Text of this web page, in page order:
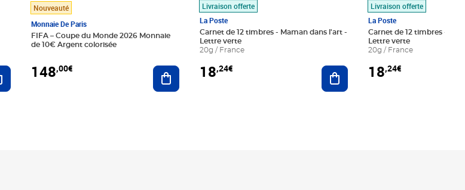
Ajouter au panier
Nouveauté
Monnaie De Paris
FIFA – Coupe du Monde 2026 Monnaie
de 10€ Argent colorisée
148,00€ Ajouter au panier
Livraison offerte
La Poste
Carnet de 12 timbres - Maman dans l'art -
Lettre verte
20g / France
18,24€ Ajouter au panier
Livraison offerte
La Poste
Carnet de 12 timbres - Le
Lettre verte
20g / France
18,24€